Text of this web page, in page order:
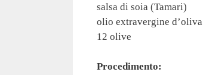
salsa di soia (Tamari)
olio extravergine d’oliva
12 olive
Procedimento: